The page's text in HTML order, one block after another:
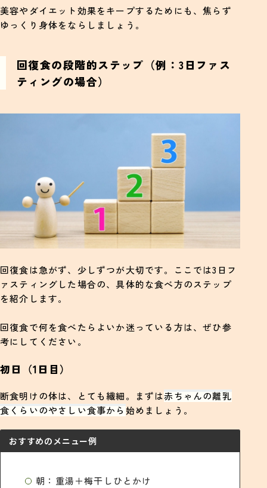
美容やダイエット効果をキープするためにも、焦らず
ゆっくり身体をならしましょう。
回復食の段階的ステップ（例：3日ファス
ティングの場合）
回復食は急がず、少しずつが大切です。ここでは3日フ
ァスティングした場合の、具体的な食べ方のステップ
を紹介します。
回復食で何を食べたらよいか迷っている方は、ぜひ参
考にしてください。
初日（1日目）
断食明けの体は、とても繊細。まずは赤ちゃんの離乳
食くらいのやさしい食事から 始めましょう。
おすすめのメニュー例
朝：重湯＋梅干しひとかけ